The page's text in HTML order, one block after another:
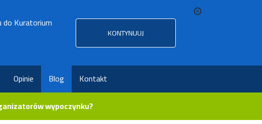
do Kuratorium
KONTYNUUJ
SPRAWDŹ TRANSPORT ZORGANIZOWANY
Opinie Blog
Kontakt
wypoczynku?